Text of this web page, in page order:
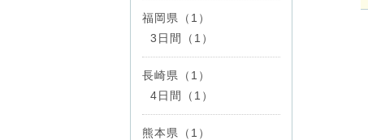
福岡県（1）
3日間（1）
長崎県（1）
4日間（1）
熊本県（1）